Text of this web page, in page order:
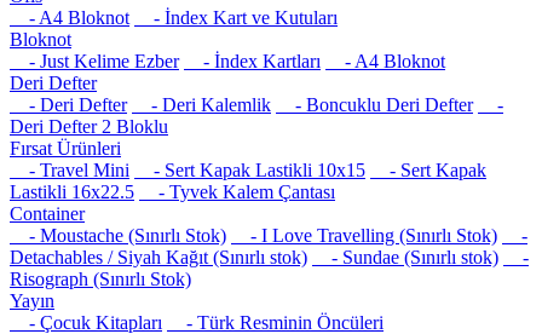
- A4 Bloknot
- İndex Kart ve Kutuları
Bloknot
- Just Kelime Ezber
- İndex Kartları
- A4 Bloknot
Deri Defter
- Deri Defter
- Deri Kalemlik - Boncuklu Deri Defter
-
Deri Defter 2 Bloklu
Fırsat Ürünleri
- Travel Mini
- Sert Kapak Lastikli 10x15
- Sert Kapak
Lastikli 16x22.5
- Tyvek Kalem Çantası
Container
- Moustache (Sınırlı Stok)
- I Love Travelling (Sınırlı Stok)
-
Detachables / Siyah Kağıt (Sınırlı stok)
- Sundae (Sınırlı stok)
-
Risograph (Sınırlı Stok)
Yayın
- Çocuk Kitapları
- Türk Resminin Öncüleri